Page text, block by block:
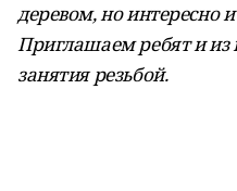
деревом, но интересно
Приглашаем ребят и из
занятия резьбой.